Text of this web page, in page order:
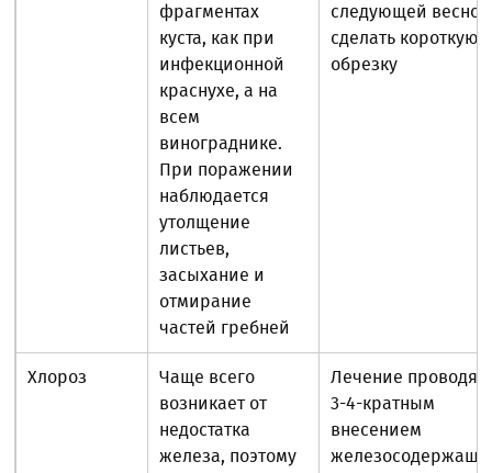
фрагментах
куста, как при
инфекционной
краснухе, а на
всем
винограднике.
При поражении
наблюдается
утолщение
листьев,
засыхание и
отмирание
частей гребней
следующей весной
сделать короткую
обрезку
Хлороз
Чаще всего
возникает от
недостатка
железа, поэтому
Лечение проводят
3-4-кратным
внесением